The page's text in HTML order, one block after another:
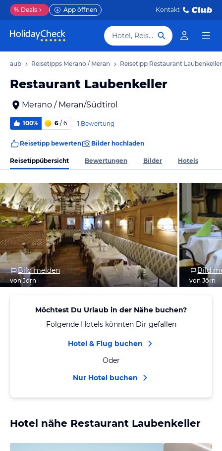
% Deals App öffnen Kontakt
Hotel, Reiseziel
Urlaub Reisetipps Merano / Meran Reisetipp Restaurant Laubenkeller
Restaurant Laubenkeller
Merano / Meran/Südtirol
100% 6 / 6 1 Bewertung
Reisetipp bewerten Bilder hochladen
Reisetippübersicht Bewertungen Bilder Hotels
Bild melden
von Jörn
Bild
von Jörn
Möchtest Du Urlaub in der Nähe buchen?
Folgende Hotels könnten Dir gefallen
Hotel & Flug buchen
Oder
Nur Hotel buchen
Hotel nähe Restaurant Laubenkeller